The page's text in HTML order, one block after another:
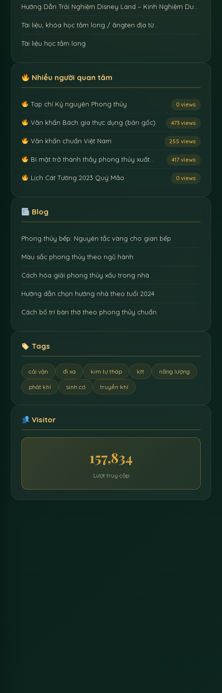
Hướng Dẫn Trải Nghiệm Disney Land – Kinh Nghiệm Du…
Tài liệu, khóa học tầm long / ăngten địa từ…
Tài liệu học tầm long
Nhiều người quan tâm
Tạp chí Kỷ nguyên Phong thủy 0 views
Văn khấn Bách gia thực dụng (bản gốc) 473 views
Văn khấn chuẩn Việt Nam 255 views
Bí mật trở thành thầy phong thủy xuất… 417 views
Lịch Cát Tường 2023 Quý Mão 0 views
Blog
Phong thủy bếp: Nguyên tắc vàng cho gian bếp
Màu sắc phong thủy theo ngũ hành
Cách hóa giải phong thủy xấu trong nhà
Hướng dẫn chọn hướng nhà theo tuổi 2024
Cách bố trí bàn thờ theo phong thủy chuẩn
Tags
cải vận đi xa kim tự tháp ktt năng lượng
phát khí sinh cơ truyền khí
Visitor
157,834
Lượt truy cập